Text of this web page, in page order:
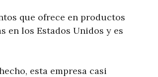
que ofrece en productos
en los Estados Unidos y es
esta empresa casi